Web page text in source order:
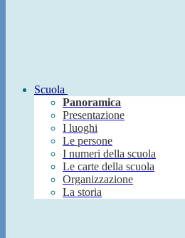
Scuola
Panoramica
Presentazione
I luoghi
Le persone
I numeri della scuola
Le carte della scuola
Organizzazione
La storia